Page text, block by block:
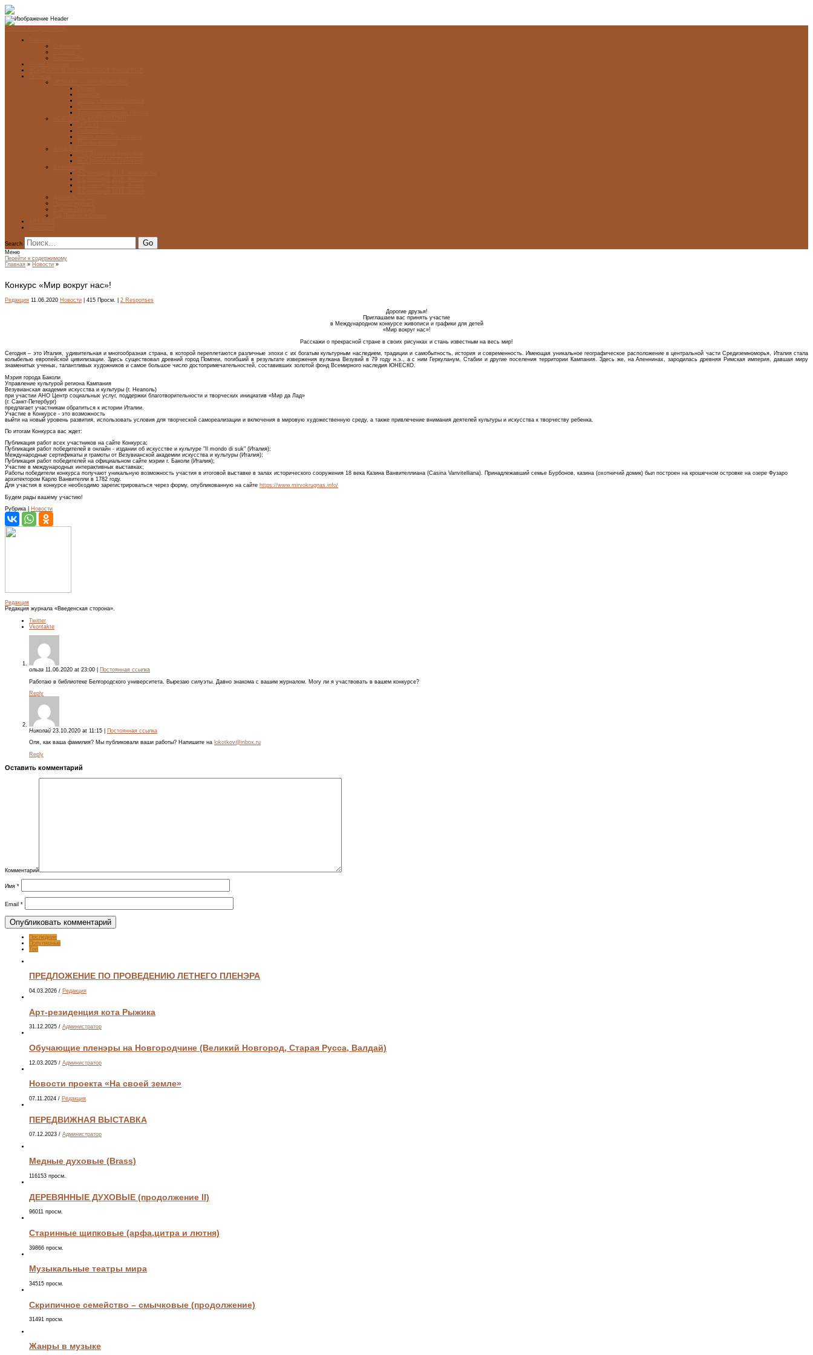
Search
Меню
Перейти к содержимому
Главная » Новости »
Конкурс «Мир вокруг нас»!
Редакция 11.06.2020 Новости | 415 Просм. | 2 Responses
Дорогие друзья!
Приглашаем вас принять участие
в Международном конкурсе живописи и графики для детей
«Мир вокруг нас»!
Расскажи о прекрасной стране в своих рисунках и стань известным на весь мир!
Сегодня – это Италия, удивительная и многообразная страна, в которой переплетаются различные эпохи с их богатым культурным наследием, традиции и самобытность, история и современность. Имеющая уникальное географическое расположение в центральной части Средиземноморья, Италия стала
колыбелью европейской цивилизации. Здесь существовал древний город Помпеи, погибший в результате извержения вулкана Везувий в 79 году н.э., а с ним Геркуланум, Стабии и другие поселения территории Кампания. Здесь же, на Апеннинах, зародилась древняя Римская империя, давшая миру
знаменитых ученых, талантливых художников и самое большое число достопримечательностей, составивших золотой фонд Всемирного наследия ЮНЕСКО.
Мэрия города Баколи
Управление культурой региона Кампания
Везувианская академия искусства и культуры (г. Неаполь)
при участии АНО Центр социальных услуг, поддержки благотворительности и творческих инициатив «Мир да Лад»
(г. Санкт-Петербург)
предлагает участникам обратиться к истории Италии.
Участие в Конкурсе - это возможность
выйти на новый уровень развития, использовать условия для творческой самореализации и включения в мировую художественную среду, а также привлечение внимания деятелей культуры и искусства к творчеству ребенка.
По итогам Конкурса вас ждет:
Публикация работ всех участников на сайте Конкурса;
Публикация работ победителей в онлайн - издании об искусстве и культуре "Il mondo di suk" (Италия);
Международные сертификаты и грамоты от Везувианской академии искусства и культуры (Италия);
Публикация работ победителей на официальном сайте мэрии г. Баколи (Италия);
Участие в международных интерактивных выставках;
Работы победители конкурса получают уникальную возможность участия в итоговой выставке в залах исторического сооружения 18 века Казина Ванвителлиана (Casina Vanvitelliana). Принадлежавший семье Бурбонов, казина (охотничий домик) был построен на крошечном островке на озере Фузаро
архитектором Карло Ванвителли в 1782 году.
Для участия в конкурсе необходимо зарегистрироваться через форму, опубликованную на сайте https://www.mirvokrugnas.info/
Будем рады вашему участию!
Рубрика | Новости
Редакция
Редакция журнала «Введенская сторона».
Twitter
Vkontakte
ольга 11.06.2020 at 23:00
Постоянная ссылка
Работаю в библиотеке Белгородского университета. Вырезаю силуэты. Давно знакома с вашим журналом. Могу ли я участвовать в вашем конкурсе?
Reply
Николай 23.10.2020 at 11:15
Постоянная ссылка
Оля, как ваша фамилия? Мы публиковали ваши работы? Напишите на lokotkov@inbox.ru
Reply
Оставить комментарий
Комментарий
Имя *
Email *
Последние
Популярные
Топ
ПРЕДЛОЖЕНИЕ ПО ПРОВЕДЕНИЮ ЛЕТНЕГО ПЛЕНЭРА
04.03.2026 / Редакция
Арт-резиденция кота Рыжика
31.12.2025 / Администратор
Обучающие пленэры на Новгородчине (Великий Новгород, Старая Русса, Валдай)
12.03.2025 / Администратор
Новости проекта «На своей земле»
07.11.2024 / Редакция
ПЕРЕДВИЖНАЯ ВЫСТАВКА
07.12.2023 / Администратор
Медные духовые (Brass)
116153 просм.
ДЕРЕВЯННЫЕ ДУХОВЫЕ (продолжение II)
96011 просм.
Старинные щипковые (арфа,цитра и лютня)
39866 просм.
Музыкальные театры мира
34515 просм.
Скрипичное семейство – смычковые (продолжение)
31491 просм.
Жанры в музыке